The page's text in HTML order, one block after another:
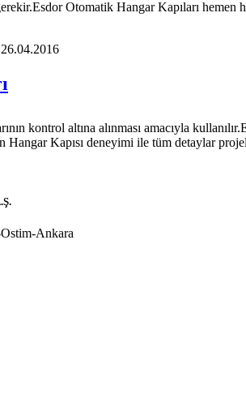
Otomatik Hangar Kapıları hemen
kontrol altına alınması amacıyla
Hangar Kapısı deneyimi ile tüm detaylar
Ankara